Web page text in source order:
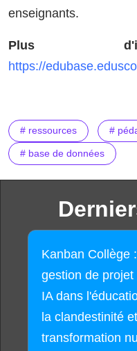
enseignants.
Plus
https://
# ressources #
# base de données
Kanban Collège
gestion de
IA dans
la clandestinité
transformation